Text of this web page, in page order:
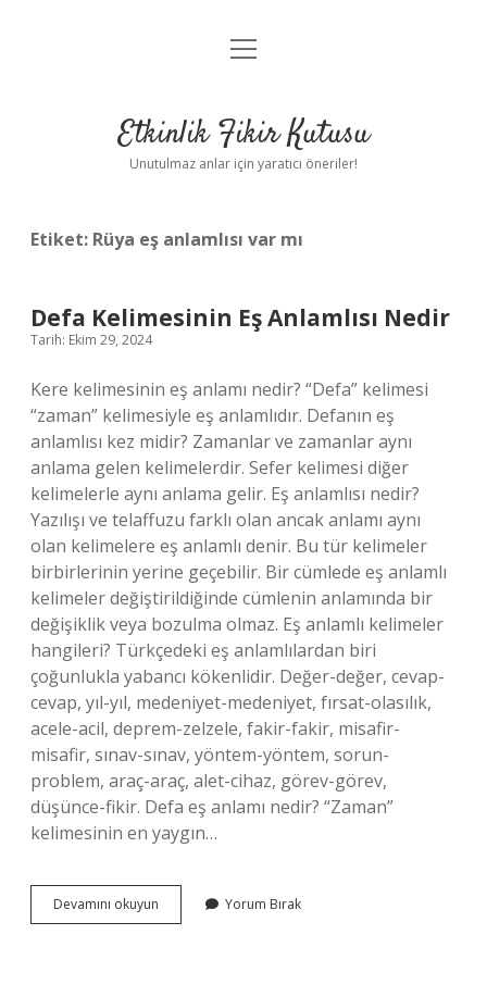
Anasayfa
Yasal Uyarı
menüyü
Etkinlik Fikir Kutusu
Unutulmaz anlar için yaratıcı öneriler!
Etiket: Rüya eş anlamlısı var mı
Defa Kelimesinin Eş Anlamlısı Nedir
Tarih: Ekim 29, 2024
Kere kelimesinin eş anlamı nedir? “Defa” kelimesi
“zaman” kelimesiyle eş anlamlıdır. Defanın eş
anlamlısı kez midir? Zamanlar ve zamanlar aynı
anlama gelen kelimelerdir. Sefer kelimesi diğer
kelimelerle aynı anlama gelir. Eş anlamlısı nedir?
Yazılışı ve telaffuzu farklı olan ancak anlamı aynı
olan kelimelere eş anlamlı denir. Bu tür kelimeler
birbirlerinin yerine geçebilir. Bir cümlede eş anlamlı
kelimeler değiştirildiğinde cümlenin anlamında bir
değişiklik veya bozulma olmaz. Eş anlamlı kelimeler
hangileri? Türkçedeki eş anlamlılardan biri
çoğunlukla yabancı kökenlidir. Değer-değer, cevap-
cevap, yıl-yıl, medeniyet-medeniyet, fırsat-olasılık,
acele-acil, deprem-zelzele, fakir-fakir, misafir-
misafir, sınav-sınav, yöntem-yöntem, sorun-
problem, araç-araç, alet-cihaz, görev-görev,
düşünce-fikir. Defa eş anlamı nedir? “Zaman”
kelimesinin en yaygın…
Devamını okuyun
Kelimesinin
Yorum Bırak